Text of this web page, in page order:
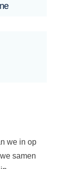
we in op
samen